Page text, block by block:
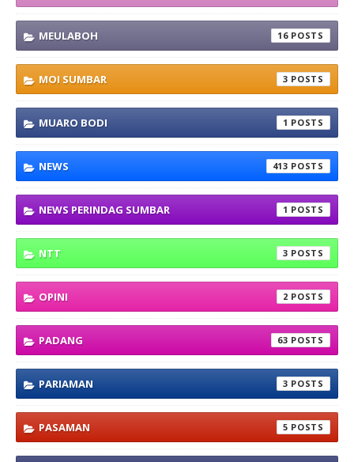
MEULABOH 16
MOI SUMBAR 3
MUARO BODI 1
NEWS 413
NEWS PERINDAG SUMBAR 1
NTT 3
OPINI 2
PADANG 63
PARIAMAN 3
PASAMAN 5